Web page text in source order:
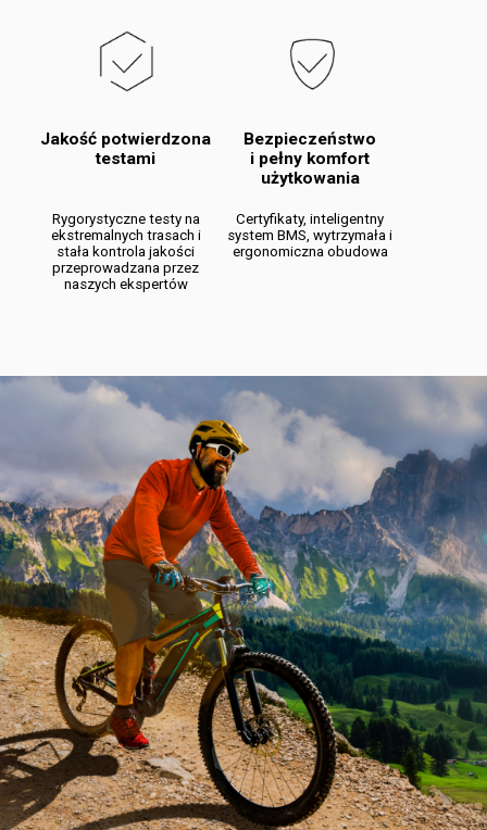
Jakość potwierdzona
testami
Rygorystyczne testy na
ekstremalnych trasach i
stała kontrola jakości
przeprowadzana przez
naszych ekspertów
Bezpieczeństwo
i pełny komfort
użytkowania
Certyfikaty, inteligentny
system BMS, wytrzymała i
ergonomiczna obudowa